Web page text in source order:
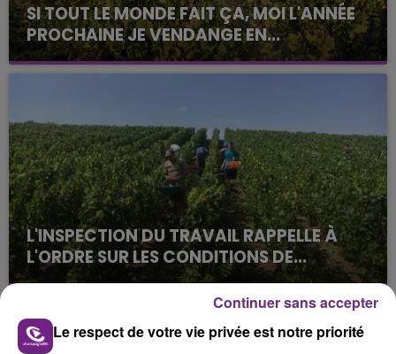
SI TOUT LE MONDE FAIT ÇA, MOI L'ANNÉE
PROCHAINE JE VENDANGE EN...
La vendange en Champagne a débuté ce jeudi 6
août dans la commune de Montgueux (Aube). Du
L'INSPECTION DU TRAVAIL RAPPELLE À
L'ORDRE SUR LES CONDITIONS DE...
Alors que les dates de début des vendange 2026
s'est avéré être plus précoce que prévu,
l'inspection du Travail en profite pour rappeler
les conditions de...
TITRES DIFFUSÉS
Le respect de votre vie privée est notre priorité
Continuer sans accepter